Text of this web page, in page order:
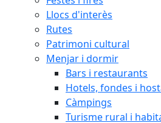
Llocs d'interès
Rutes
Patrimoni cultural
Menjar i dormir
Bars i restaurants
Hotels, fondes i
Càmpings
Turisme rural i